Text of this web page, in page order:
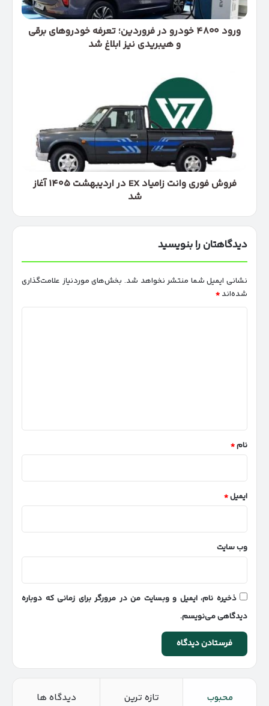
برقی
و
هیبریدی
ورود ۴۸۰۰ خودرو در فروردین؛ تعرفه خودروهای برقی
و هیبریدی نیز ابلاغ شد
اردیبهشت
۱۴۰۵
شد
فروش فوری وانت زامیاد EX در اردیبهشت ۱۴۰۵ آغاز
شد
دیدگاهتان را بنویسید
نشانی ایمیل شما منتشر نخواهد شد. بخش‌های موردنیاز علامت‌گذاری
شده‌اند *
نام*
ایمیل*
وب‌ سایت
ذخیره نام، ایمیل و وبسایت من در مرورگر برای زمانی که دوباره
دیدگاهی می‌نویسم.
محبوب تازه ترین دیدگاه ها